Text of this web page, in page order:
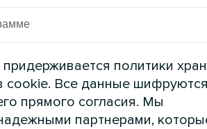
политики
cookie. Все данные
прямого согласия. Мы
партнерами,